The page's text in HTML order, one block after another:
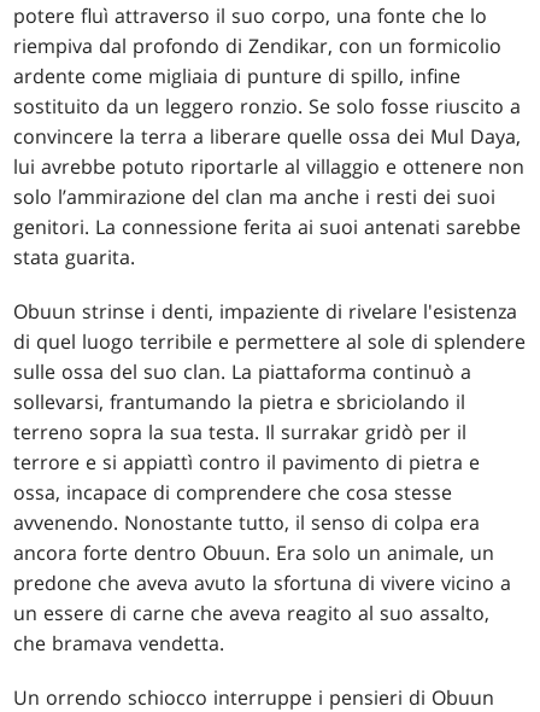
potere fluì attraverso il suo corpo, una fonte che lo
riempiva dal profondo di Zendikar, con un formicolio
ardente come migliaia di punture di spillo, infine
sostituito da un leggero ronzio. Se solo fosse riuscito a
convincere la terra a liberare quelle ossa dei Mul Daya,
lui avrebbe potuto riportarle al villaggio e ottenere non
solo l’ammirazione del clan ma anche i resti dei suoi
genitori. La connessione ferita ai suoi antenati sarebbe
stata guarita.
Obuun strinse i denti, impaziente di rivelare l'esistenza
di quel luogo terribile e permettere al sole di splendere
sulle ossa del suo clan. La piattaforma continuò a
sollevarsi, frantumando la pietra e sbriciolando il
terreno sopra la sua testa. Il surrakar gridò per il
terrore e si appiattì contro il pavimento di pietra e
ossa, incapace di comprendere che cosa stesse
avvenendo. Nonostante tutto, il senso di colpa era
ancora forte dentro Obuun. Era solo un animale, un
predone che aveva avuto la sfortuna di vivere vicino a
un essere di carne che aveva reagito al suo assalto,
che bramava vendetta.
Un orrendo schiocco interruppe i pensieri di Obuun